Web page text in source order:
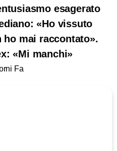
esagerato
«Ho vissuto
ho mai raccontato».
«Mi manchi»
Fa